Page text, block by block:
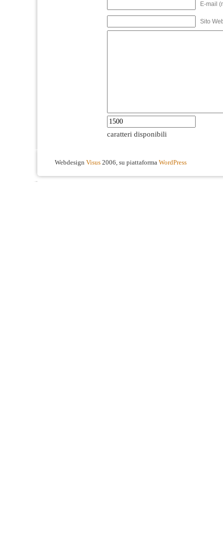
E-mail
Sito
caratteri disponibili
Webdesign Visus 2006, su piattaforma WordPress